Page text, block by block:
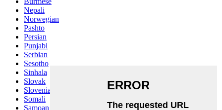
Nepali
Norwegian
Pashto
Persian
Punjabi
Serbian
Sesotho
Sinhala
Slovak
Slovenian
Somali
Samoan